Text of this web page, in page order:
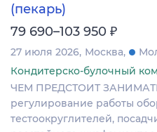
(пекарь)
79 690–103 950 ₽
27 июля 2026 Москва
Кондитерско-булочный
ЧЕМ ПРЕДСТОИТ
регулирование работы
тестоокруглителей,